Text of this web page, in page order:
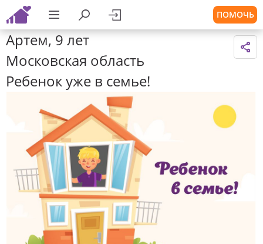
ПОМОЧЬ
Артем, 9 лет
Московская область
Ребенок уже в семье!